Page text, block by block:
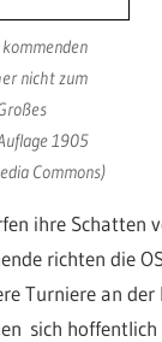
nicht zum
1905
Commons)
ihre Schatten
richten die
Turniere an der
sich hoffentlich